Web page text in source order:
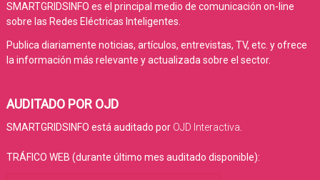
SMARTGRIDSINFO es el principal medio de comunicación on-line
sobre las Redes Eléctricas Inteligentes.
Publica diariamente noticias, artículos, entrevistas, TV, etc. y ofrece
la información más relevante y actualizada sobre el sector.
AUDITADO POR OJD
SMARTGRIDSINFO está auditado por OJD Interactiva.
TRÁFICO WEB (durante último mes auditado disponible):